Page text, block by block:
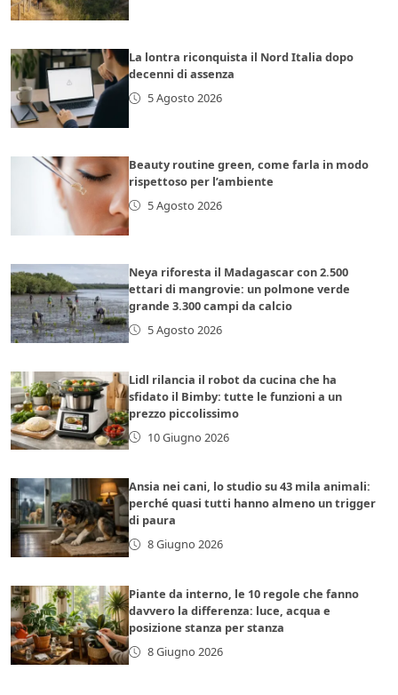
La lontra riconquista il Nord Italia dopo
decenni di assenza
5 Agosto 2026
Beauty routine green, come farla in modo
rispettoso per l’ambiente
5 Agosto 2026
Neya riforesta il Madagascar con 2.500
ettari di mangrovie: un polmone verde
grande 3.300 campi da calcio
5 Agosto 2026
Lidl rilancia il robot da cucina che ha
sfidato il Bimby: tutte le funzioni a un
prezzo piccolissimo
10 Giugno 2026
Ansia nei cani, lo studio su 43 mila animali:
perché quasi tutti hanno almeno un trigger
di paura
8 Giugno 2026
Piante da interno, le 10 regole che fanno
davvero la differenza: luce, acqua e
posizione stanza per stanza
8 Giugno 2026